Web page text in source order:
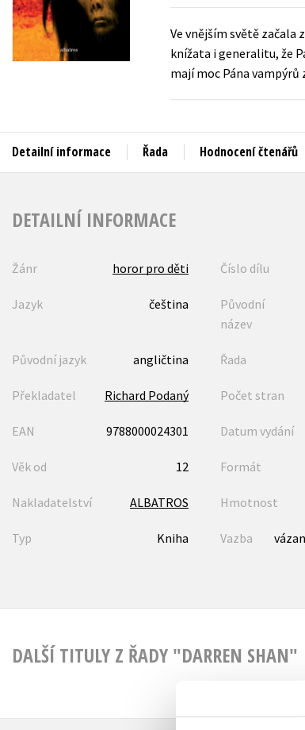
Auto - moto
Beletrie pro děti
Jazyky
Kalendáře
Ve vnějším světě začala
knížata i generalitu, že
mají moc Pána vampýrů
Detailní informace Řada Hodnocení čtenářů
DETAILNÍ INFORMACE
Žánr horor pro děti Číslo dílu
Jazyk čeština
Původní
název
Původní jazyk angličtina Řada
Překladatel Richard Podaný Počet stran
EAN 9788000024301 Datum vydání
Věk od 12 Formát
Nakladatelství ALBATROS Hmotnost
Typ Kniha Vazba
DALŠÍ TITULY Z ŘADY "DARREN SHAN"